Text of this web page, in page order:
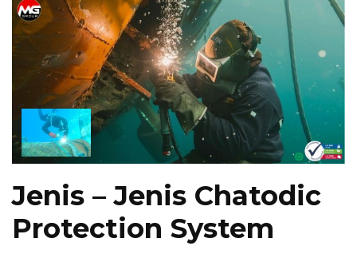
Jenis – Jenis Chatodic
Protection System